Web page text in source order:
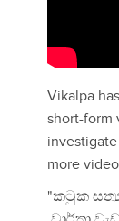
Vikalpa
short-form
more
"කටුක